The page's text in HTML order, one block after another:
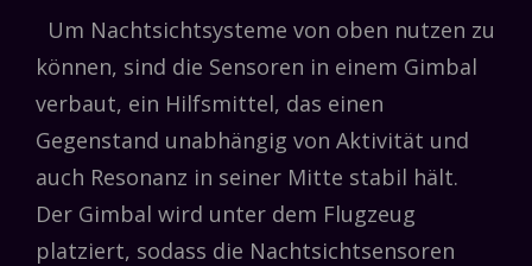
Um Nachtsichtsysteme von oben nutzen zu
können, sind die Sensoren in einem Gimbal
verbaut, ein Hilfsmittel, das einen
Gegenstand unabhängig von Aktivität und
auch Resonanz in seiner Mitte stabil hält.
Der Gimbal wird unter dem Flugzeug
platziert, sodass die Nachtsichtsensoren